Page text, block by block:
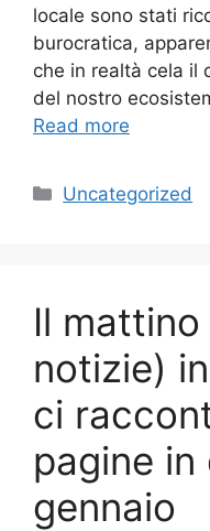
locale sono stati
burocratica,
che in realtà cela il
del nostro
Read more
Categories
Uncategorized
Il mattino
notizie)
ci
pagine
gennaio